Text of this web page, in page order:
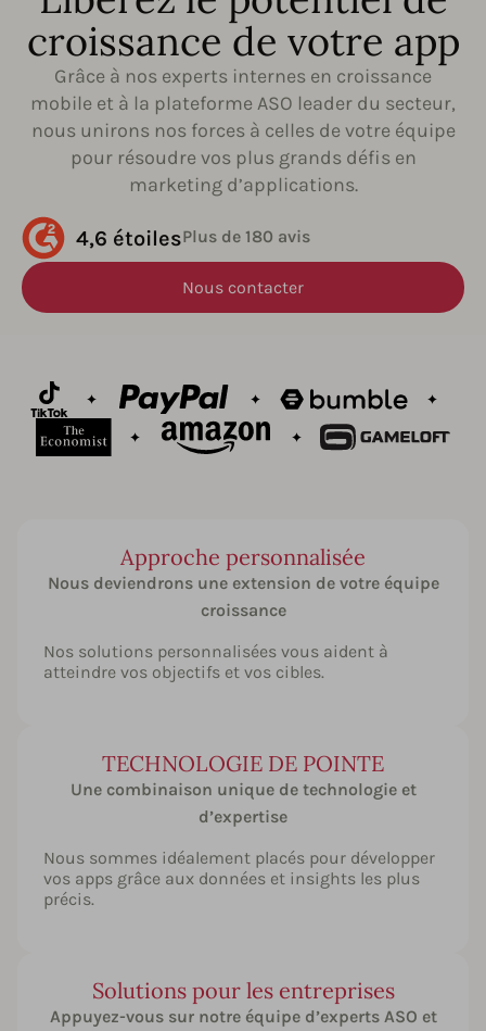
croissance de votre app
Grâce à nos experts internes en croissance
mobile et à la plateforme ASO leader du secteur,
nous unirons nos forces à celles de votre équipe
pour résoudre vos plus grands défis en
marketing d’applications.
4,6 étoilesPlus de 180 avis
Nous contacter
Approche personnalisée
Nous deviendrons une extension de votre équipe
croissance
Nos solutions personnalisées vous aident à
atteindre vos objectifs et vos cibles.
TECHNOLOGIE DE POINTE
Une combinaison unique de technologie et
d’expertise
Nous sommes idéalement placés pour développer
vos apps grâce aux données et insights les plus
précis.
Solutions pour les entreprises
Appuyez-vous sur notre équipe d’experts ASO et